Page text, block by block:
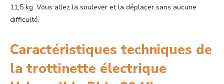
11,5 kg. Vous allez la soulever et la déplacer sans aucune
difficulté.
Caractéristiques techniques de
la trottinette électrique